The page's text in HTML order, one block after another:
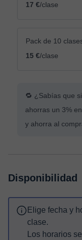
17 €/clase
Pack de 10
15 €/clase
🔁 ¿Sabías que
ahorras un 3%
y ahorra al
Disponibilidad
Elige fecha y
clase.
Los horarios